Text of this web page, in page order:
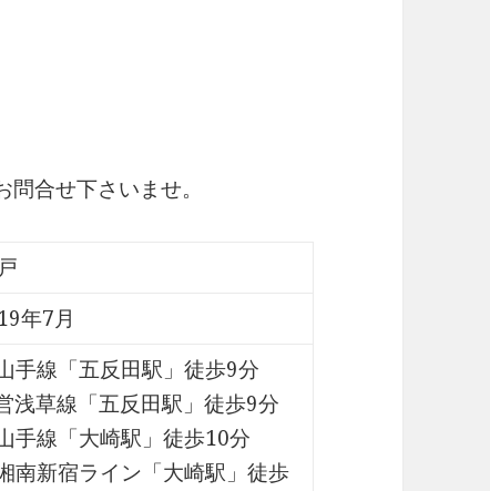
合せ下さいませ。
年7月
手線「五反田駅」徒歩9分
浅草線「五反田駅」徒歩9分
手線「大崎駅」徒歩10分
南新宿ライン「大崎駅」徒歩